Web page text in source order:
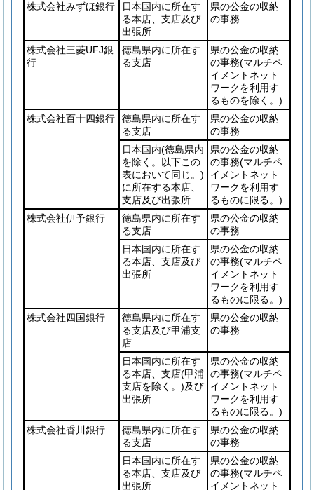
株式会社みずほ銀行
日本国内に所在す
る本店、支店及び
出張所
県の公金の収納
の事務
株式会社三菱UFJ銀
行
徳島県内に所在す
る支店
県の公金の収納
の事務(マルチペ
イメントネット
ワークを利用す
るものを除く。)
株式会社百十四銀行
徳島県内に所在す
る支店
県の公金の収納
の事務
日本国内(徳島県内
を除く。以下この
表において同じ。)
に所在する本店、
支店及び出張所
県の公金の収納
の事務(マルチペ
イメントネット
ワークを利用す
るものに限る。)
株式会社伊予銀行
徳島県内に所在す
る支店
県の公金の収納
の事務
日本国内に所在す
る本店、支店及び
出張所
県の公金の収納
の事務(マルチペ
イメントネット
ワークを利用す
るものに限る。)
株式会社四国銀行
徳島県内に所在す
る支店及び甲浦支
店
県の公金の収納
の事務
日本国内に所在す
る本店、支店(甲浦
支店を除く。)及び
出張所
県の公金の収納
の事務(マルチペ
イメントネット
ワークを利用す
るものに限る。)
株式会社香川銀行
徳島県内に所在す
る支店
県の公金の収納
の事務
日本国内に所在す
る本店、支店及び
出張所
県の公金の収納
の事務(マルチペ
イメントネット